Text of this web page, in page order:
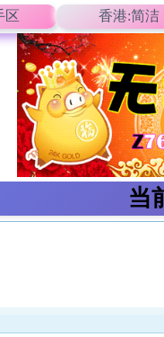
区 香港:简洁
当